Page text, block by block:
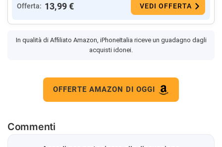
Offerta: 13,99 € VEDI OFFERTA
In qualità di Affiliato Amazon, iPhoneItalia riceve un guadagno dagli
acquisti idonei.
OFFERTE AMAZON DI OGGI
Commenti